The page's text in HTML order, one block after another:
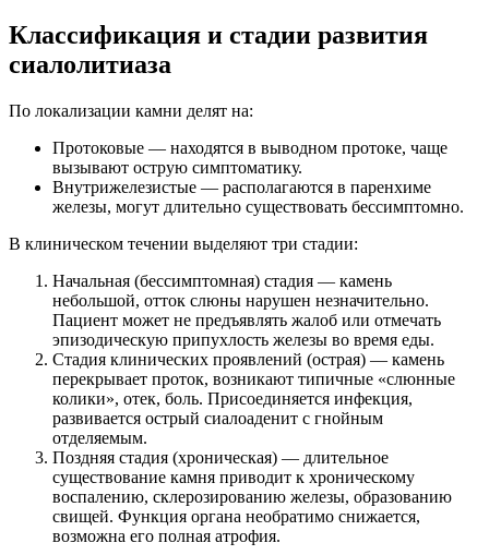
Классификация и стадии развития
сиалолитиаза
По локализации камни делят на:
Протоковые — находятся в выводном протоке, чаще
вызывают острую симптоматику.
Внутрижелезистые — располагаются в паренхиме
железы, могут длительно существовать бессимптомно.
В клиническом течении выделяют три стадии:
Начальная (бессимптомная) стадия — камень
небольшой, отток слюны нарушен незначительно.
Пациент может не предъявлять жалоб или отмечать
эпизодическую припухлость железы во время еды.
Стадия клинических проявлений (острая) — камень
перекрывает проток, возникают типичные «слюнные
колики», отек, боль. Присоединяется инфекция,
развивается острый сиалоаденит с гнойным
отделяемым.
Поздняя стадия (хроническая) — длительное
существование камня приводит к хроническому
воспалению, склерозированию железы, образованию
свищей. Функция органа необратимо снижается,
возможна его полная атрофия.